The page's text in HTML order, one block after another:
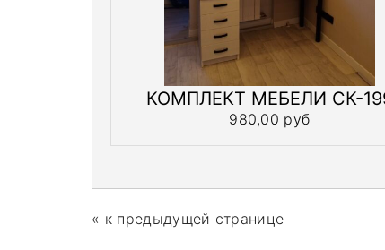
КОМПЛЕКТ МЕБЕЛИ СК-
980,00 руб
« к предыдущей странице